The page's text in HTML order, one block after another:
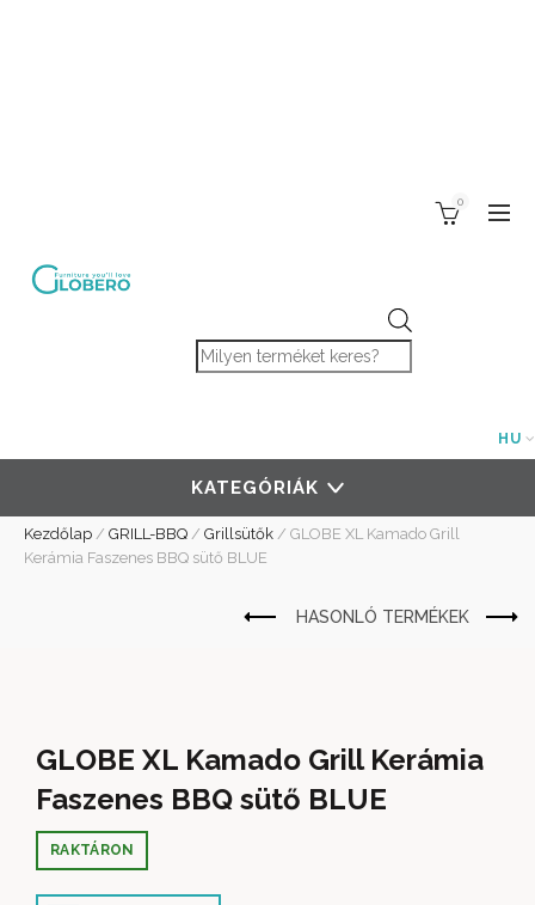
Products search
0
HU
KATEGÓRIÁK
Kezdőlap / GRILL-BBQ / Grillsütők / GLOBE XL Kamado Grill
Kerámia Faszenes BBQ sütő BLUE
GLOBE XL Kamado Grill Kerámia
Faszenes BBQ sütő BLUE
RAKTÁRON